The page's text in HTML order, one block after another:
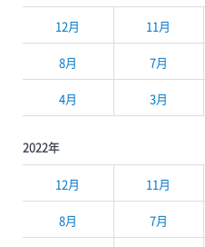
12月 11月
8月 7月
4月 3月
2022年
12月 11月
8月 7月